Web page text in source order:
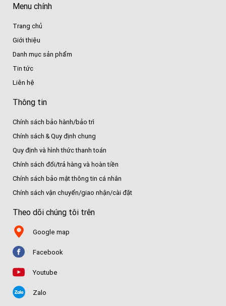
Menu chính
Trang chủ
Giới thiệu
Danh mục sản phẩm
Tin tức
Liên hệ
Thông tin
Chính sách bảo hành/bảo trì
Chính sách & Quy định chung
Quy định và hình thức thanh toán
Chính sách đổi/trả hàng và hoàn tiền
Chính sách bảo mật thông tin cá nhân
Chính sách vận chuyển/giao nhận/cài đặt
Theo dõi chúng tôi trên
Google map
Facebook
Youtube
Zalo